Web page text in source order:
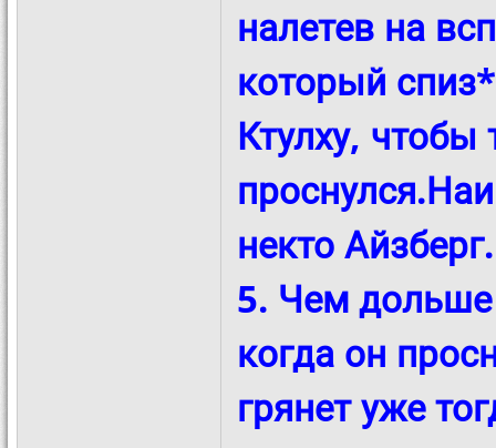
налетев на
который
Ктулху, чтобы
некто Айзберг.
5. Чем дольше
когда он
грянет уже